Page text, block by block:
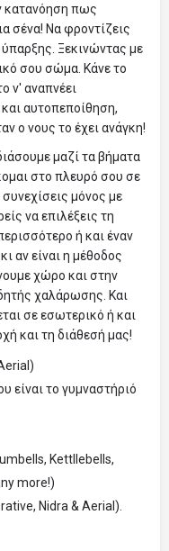
κατανόηση πως
σένα! Να φροντίζεις
Ξεκινώντας με
σου σώμα. Κάνε το
ν' αναπνέει
αυτοπεποίθηση,
ο νους το έχει ανάγκη!
μαζί τα βήματα
στο πλευρό σου σε
μόνος με
να επιλέξεις τη
ή και έναν
αν είναι η μέθοδος
χώρο και στην
χαλάρωσης. Και
σε εσωτερικό ή και
και τη διάθεσή μας!
είναι το γυμναστήριό
Kettllebells,
more!)
Nidra & Aerial).